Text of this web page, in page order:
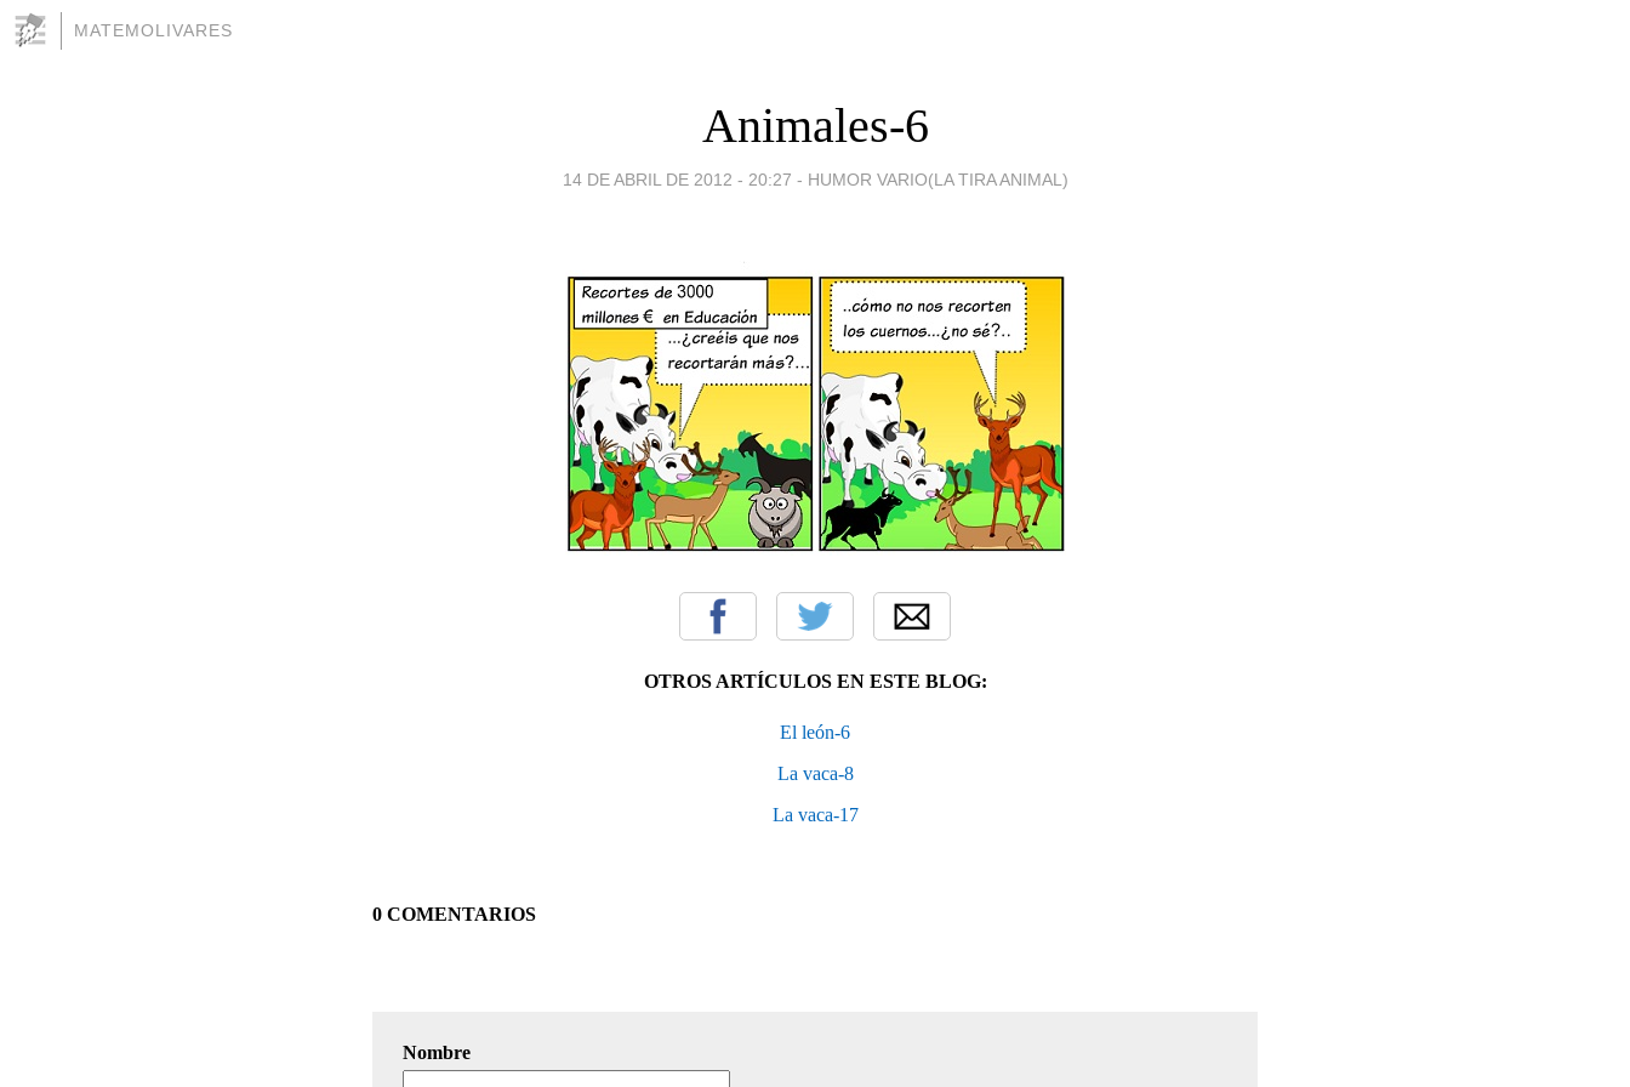
MATEMOLIVARES
Animales-6
14 DE ABRIL DE 2012 - 20:27 - HUMOR VARIO(LA TIRA ANIMAL)
OTROS ARTÍCULOS EN ESTE BLOG:
El león-6
La vaca-8
La vaca-17
0 COMENTARIOS
Nombre